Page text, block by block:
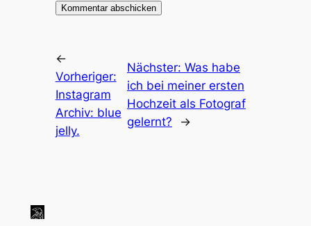
←
Vorheriger:
Instagram
Archiv: blue
jelly.
Nächster: Was habe
ich bei meiner ersten
Hochzeit als Fotograf
gelernt?
→